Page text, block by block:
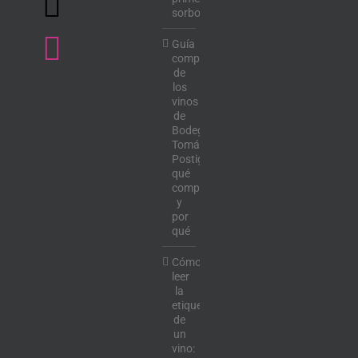
sorbo
Guía
completa
de
los
vinos
de
Bodega
Tomás
Postigo:
qué
comprar
y
por
qué
Cómo
leer
la
etiqueta
de
un
vino: